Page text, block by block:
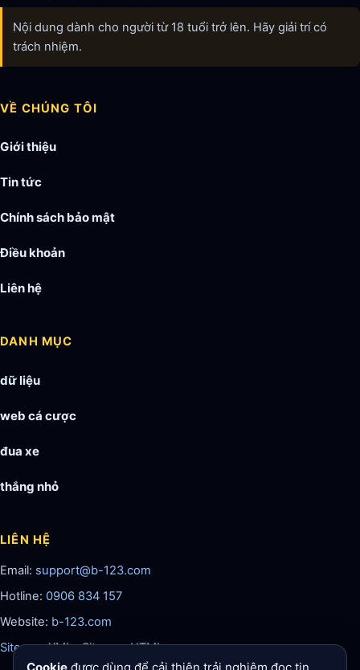
Nội dung dành cho người từ 18 tuổi trở lên. Hãy giải trí có
trách nhiệm.
VỀ CHÚNG TÔI
Giới thiệu
Tin tức
Chính sách bảo mật
Điều khoản
Liên hệ
DANH MỤC
dữ liệu
web cá cược
đua xe
thắng nhỏ
LIÊN HỆ
Email: support@b-123.com
Hotline: 0906 834 157
Website: b-123.com
Sitemap XML·Sitemap HTML